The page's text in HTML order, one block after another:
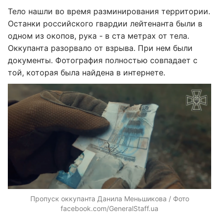
Тело нашли во время разминирования территории.
Останки российского гвардии лейтенанта были в
одном из окопов, рука - в ста метрах от тела.
Оккупанта разорвало от взрыва. При нем были
документы. Фотография полностью совпадает с
той, которая была найдена в интернете.
Пропуск оккупанта Данила Меньшикова / Фото
facebook.com/GeneralStaff.ua